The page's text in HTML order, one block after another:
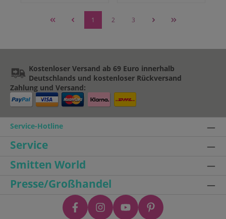
1 2 3
Kostenloser Versand ab 69 Euro innerhalb
Deutschlands und kostenloser Rückversand
Zahlung und Versand:
Service-Hotline
Service
Smitten World
Presse/Großhandel